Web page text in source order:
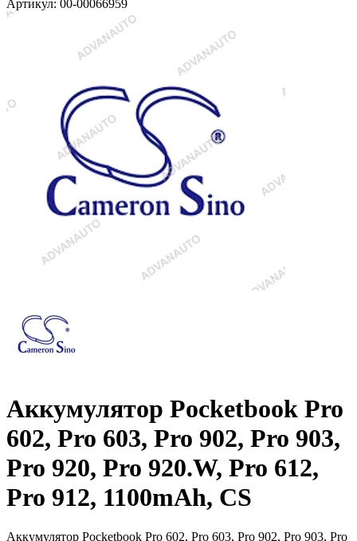
Артикул: 00-00066959
Аккумулятор Pocketbook Pro
602, Pro 603, Pro 902, Pro 903,
Pro 920, Pro 920.W, Pro 612,
Pro 912, 1100mAh, CS
Аккумулятор Pocketbook Pro 602, Pro 603, Pro 902, Pro 903, Pro